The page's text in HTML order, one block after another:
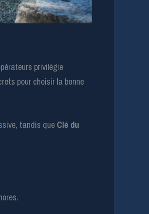
privilégie
pour choisir la bonne
tandis que Clé du